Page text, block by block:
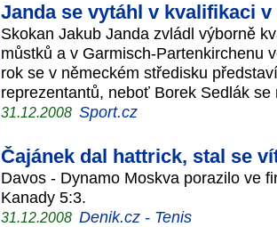
Janda se vytáhl v kvalifikaci
Skokan Jakub Janda zvládl výborně
můstků a v Garmisch-Partenkirchenu
rok se v německém středisku
reprezentantů, neboť Borek Sedlák
31.12.2008 Sport.cz
Čajánek dal hattrick, stal se
Davos - Dynamo Moskva porazilo ve
Kanady 5:3.
31.12.2008 Denik.cz - Tenis